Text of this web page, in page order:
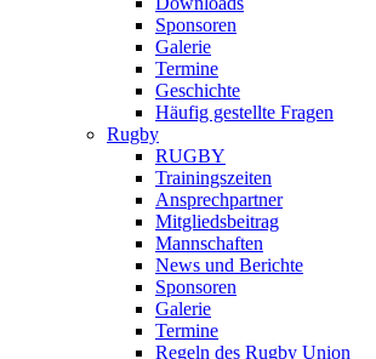
Sponsoren
Galerie
Termine
Geschichte
Häufig gestellte Fragen
Rugby
RUGBY
Trainingszeiten
Ansprechpartner
Mitgliedsbeitrag
Mannschaften
News und Berichte
Sponsoren
Galerie
Termine
Regeln des Rugby Union